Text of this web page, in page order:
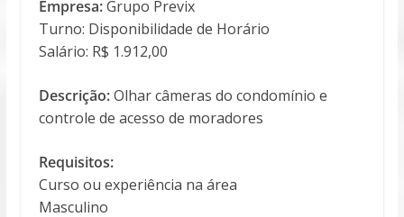
Empresa:Grupo Previx
Turno: Disponibilidade de Horário
Salário: R$ 1.912,00
Descrição:Olhar câmeras do condomínio e
controle de acesso de moradores
Requisitos:
Curso ou experiência na área
Masculino